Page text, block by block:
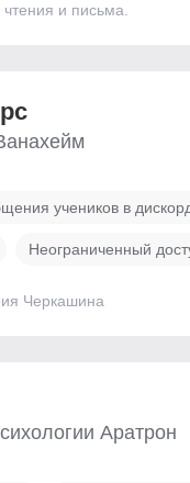
и письма.
учеников в
Неограниченный
Черкашина
Аратрон